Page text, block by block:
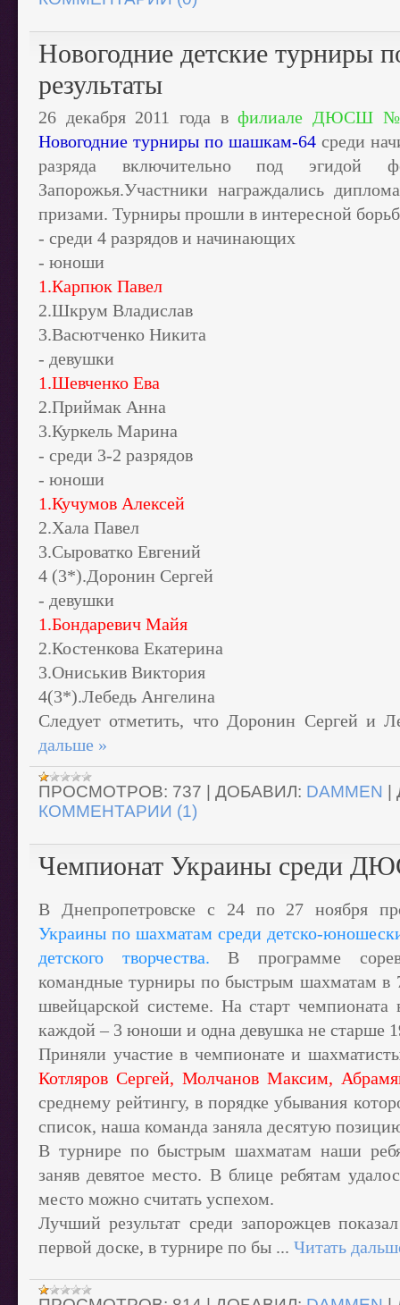
Новогодние детские турниры
результаты
26 декабря 2011 года вфилиале ДЮСШ №
Новогодние турниры по шашкам-64 среди
разряда включительно под эгидой
Запорожья.Участники награждались
призами. Турниры прошли в интересной
- среди 4 разрядов и начинающих
- юноши
1.Карпюк Павел
2.Шкрум Владислав
3.Васютченко Никита
- девушки
1.Шевченко Ева
2.Приймак Анна
3.Куркель Марина
- среди 3-2 разрядов
- юноши
1.Кучумов Алексей
2.Хала Павел
3.Сыроватко Евгений
4 (3*).Доронин Сергей
- девушки
1.Бондаревич Майя
2.Костенкова Екатерина
3.Ониськив Виктория
4(3*).Лебедь Ангелина
Следует отметить, что Доронин Сергей и
дальше »
ПРОСМОТРОВ: 737 ДОБАВИЛ: DAMMEN
КОММЕНТАРИИ (1)
Чемпионат Украины среди
В Днепропетровске с 24 по 27 ноября
Украины по шахматам среди детско-
детского творчества. В программе
командные турниры по быстрым шахматам в
швейцарской системе. На старт
каждой – 3 юноши и одна девушка не старше
Приняли участие в чемпионате и
Котляров Сергей, Молчанов Максим,
среднему рейтингу, в порядке убывания
список, наша команда заняла десятую
В турнире по быстрым шахматам наши
заняв девятое место. В блице ребятам
место можно считать успехом.
Лучший результат среди запорожцев
первой доске, в турнире по бы ... Читать